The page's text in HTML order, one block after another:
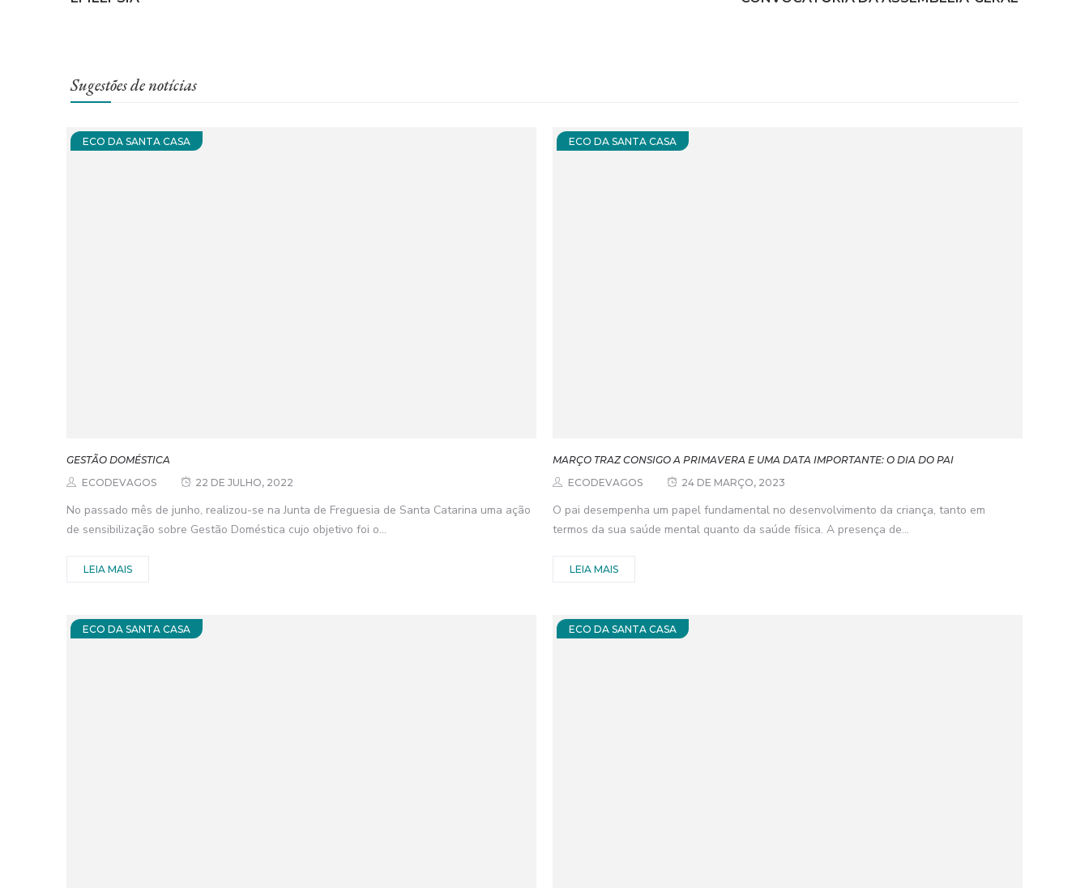
Sugestões de notícias
ECO DA SANTA CASA
GESTÃO DOMÉSTICA
ECODEVAGOS
22 DE JULHO, 2022
No passado mês de junho, realizou-se na Junta de Freguesia de Santa Catarina uma ação
de sensibilização sobre Gestão Doméstica cujo objetivo foi o...
LEIA MAIS
ECO DA SANTA CASA
MARÇO TRAZ CONSIGO A PRIMAVERA E UMA DATA IMPORTANTE: O DIA DO PAI
ECODEVAGOS
24 DE MARÇO, 2023
O pai desempenha um papel fundamental no desenvolvimento da criança, tanto em
termos da sua saúde mental quanto da saúde física. A presença de...
LEIA MAIS
ECO DA SANTA CASA ECO DA SANTA CASA